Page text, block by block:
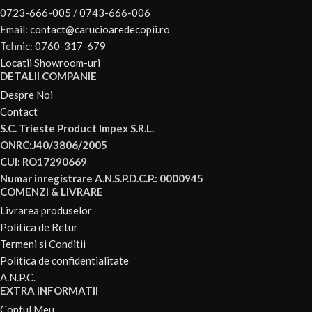
– cos de cumparaturi acoperit
– maner reglabil pe inaltime din piele
– frana actionata central
– sistem de siguranta la pliere anti-actionare accidentala
– toate partile reversibile la 360 grade cu prindere individuala pe
Cadrul:
– super rezistent si usor din aluminiu cu suspensie mijloc
– suspensie spate ajustabila + suspensie suplimentara la rotile fata
0723-666-005 /0743-666-006
Email: contact@carucioaredecopii.ro
Tehnic: 0760-317-679
Locatii Showroom-uri
DETALII COMPANIE
Despre Noi
Contact
S.C. Trieste Product Impex S.R.L.
ONRC:J40/3806/2005
CUI: RO17290669
Numar inregistrare A.N.S.P.D.C.P.: 0000945
COMENZI & LIVRARE
Livrarea produselor
Politica de Retur
Termeni si Conditii
Politica de confidentialitate
A.N.P.C.
EXTRA INFORMATII
Contul Meu